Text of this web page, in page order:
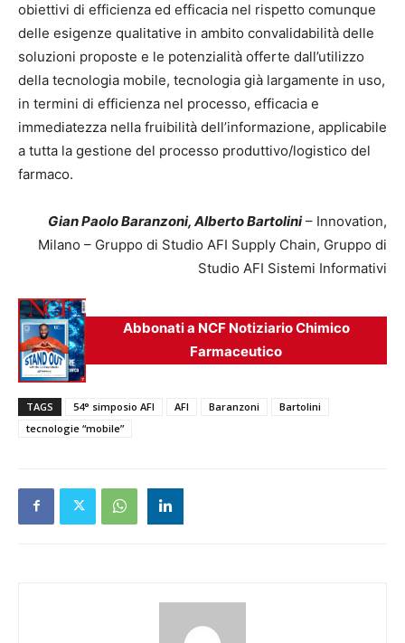
obiettivi di efficienza ed efficacia nel rispetto comunque
delle esigenze qualitative in ambito convalidabilità delle
soluzioni proposte e le potenzialità offerte dall’utilizzo
della tecnologia mobile, tecnologia già largamente in uso,
in termini di efficienza nel processo, efficacia e
immediatezza nella fruibilità dell’informazione, applicabile
a tutta la gestione del processo produttivo/logistico del
farmaco.
Gian Paolo Baranzoni, Alberto Bartolini– Innovation,
Milano – Gruppo di Studio AFI Supply Chain, Gruppo di
Studio AFI Sistemi Informativi
Abbonati a NCF Notiziario Chimico
Farmaceutico
TAGS 54° simposio AFI AFI Baranzoni
Bartolini
tecnologie “mobile”